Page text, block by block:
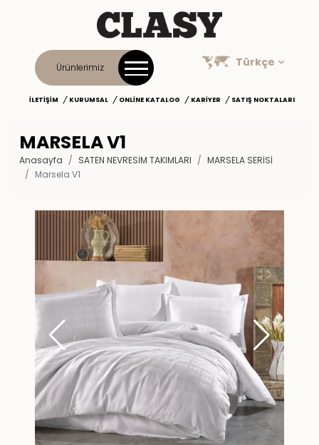
Ürünlerimiz Türkçe
İLETIŞIM KURUMSAL ONLINE KATALOG KARIYER SATIŞ NOKTALARI
MARSELA V1
Anasayfa SATEN NEVRESİM TAKIMLARI
MARSELA SERISI
Marsela V1